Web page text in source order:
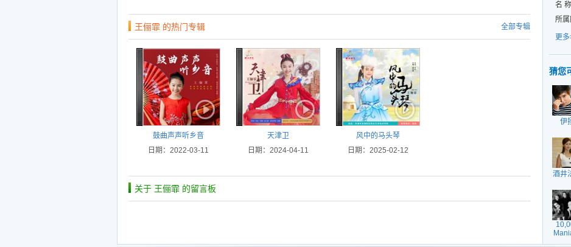
王俪霏 的热门专辑 全部专辑
鼓曲声声听乡音
日期：2022-03-11
天津卫
日期：2024-04-11
风中的马头琴
日期：2025-02-12
关于 王俪霏 的留言板
名
所
更
猜您
伊
酒井